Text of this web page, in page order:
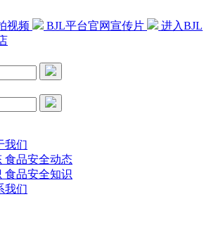
视频 BJL平台官网宣传片
进入BJL
我们
食品安全动态
食品安全知识
我们